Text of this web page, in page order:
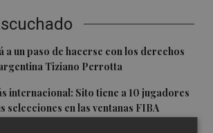
a un paso de hacerse con los derechos
Tiziano Perrotta
internacional: Sito tiene a 10 jugadores
selecciones en las ventanas FIBA